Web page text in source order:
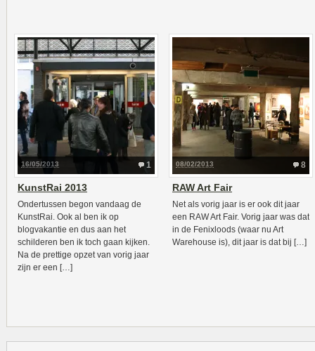
1
16/05/2013
KunstRai 2013
Ondertussen begon vandaag de
KunstRai. Ook al ben ik op
blogvakantie en dus aan het
schilderen ben ik toch gaan kijken.
Na de prettige opzet van vorig jaar
zijn er een […]
8
08/02/2013
RAW Art Fair
Net als vorig jaar is er ook dit jaar
een RAW Art Fair. Vorig jaar was dat
in de Fenixloods (waar nu Art
Warehouse is), dit jaar is dat bij […]